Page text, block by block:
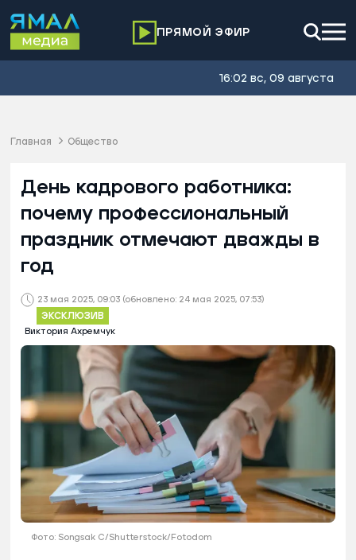
ПРЯМОЙ ЭФИР
16:02 вс, 09 августа
Главная Общество
23 мая 2025, 09:03 (обновлено: 24 мая 2025, 07:53)
ЭКСКЛЮЗИВ
Виктория Ахремчук
День кадрового работника:
почему профессиональный
праздник отмечают дважды в
год
Фото: Songsak C/Shutterstock/Fotodom